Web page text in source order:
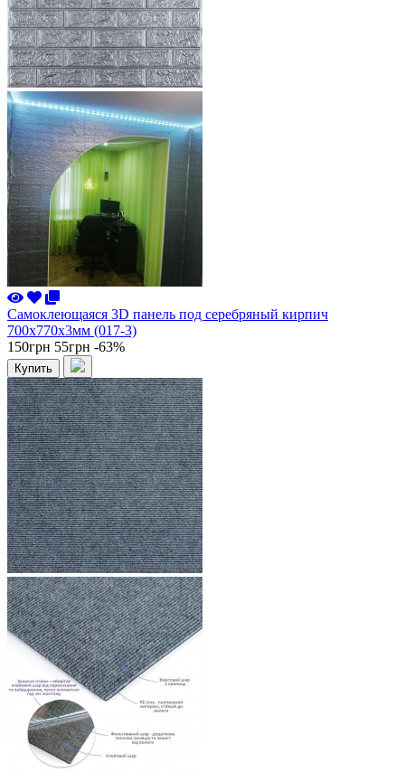
Самоклеющаяся 3D панель под серебряный кирпич
700x770x3мм (017-3)
150грн 55грн -63%
Купить